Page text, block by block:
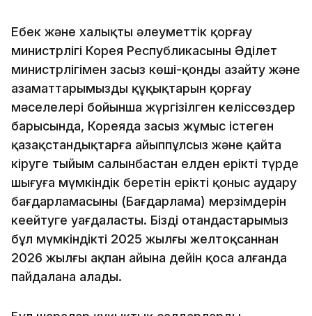
Еңбек және халықты әлеуметтік қорғау
министрлігі Корея Республикасының Әділет
министрлігімен заңсыз көші-қонды азайту және
азаматтарымыздың құқықтарын қорғау
мәселелері бойынша жүргізілген келіссөздер
барысында, Кореяда заңсыз жұмыс істеген
қазақстандықтарға айыппұлсыз және қайта
кіруге тыйым салынбастан елден ерікті түрде
шығуға мүмкіндік беретін ерікті қоныс аудару
бағдарламасының (Бағдарлама) мерзімдерін
кеңейтуге уағдаласты. Біздің отандастарымыз
бұл мүмкіндікті 2025 жылғы желтоқсаннан
2026 жылғы ақпан айына дейін қоса алғанда
пайдалана алады.